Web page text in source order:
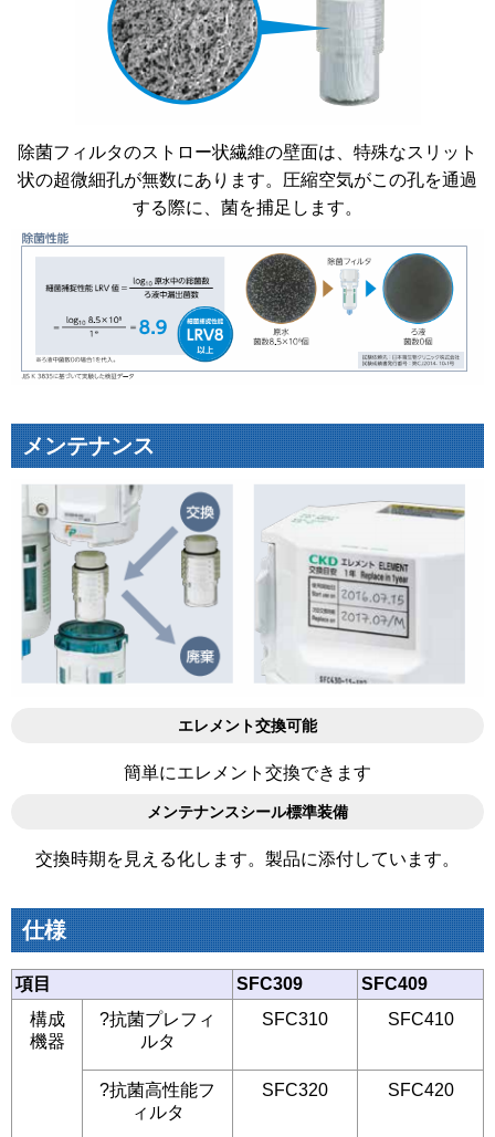
除菌フィルタのストロー状繊維の壁面は、特殊なスリット
状の超微細孔が無数にあります。圧縮空気がこの孔を通過
する際に、菌を捕足します。
メンテナンス
エレメント交換可能
簡単にエレメント交換できます
メンテナンスシール標準装備
交換時期を見える化します。製品に添付しています。
仕様
項目 SFC309
SFC409
構成
機器
?抗菌プレフィ
ルタ
SFC310 SFC410
?抗菌高性能フ
ィルタ
SFC320 SFC420